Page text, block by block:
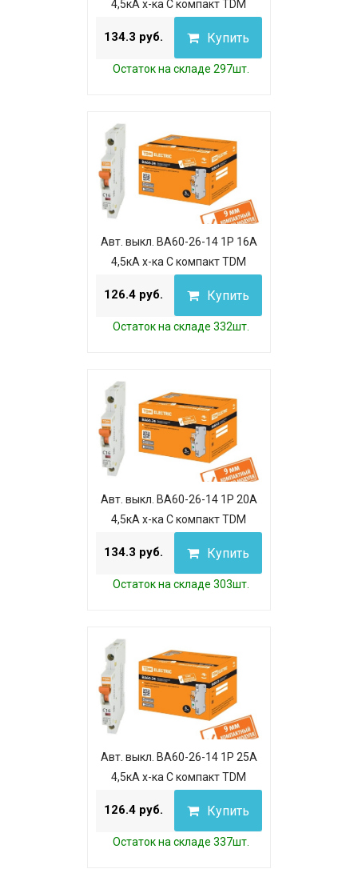
4,5кА х-ка С компакт TDM
134.3 руб. Купить
Остаток на складе 297шт.
Авт. выкл. ВА60-26-14 1P 16А
4,5кА х-ка С компакт TDM
126.4 руб. Купить
Остаток на складе 332шт.
Авт. выкл. ВА60-26-14 1P 20А
4,5кА х-ка С компакт TDM
134.3 руб. Купить
Остаток на складе 303шт.
Авт. выкл. ВА60-26-14 1P 25А
4,5кА х-ка С компакт TDM
126.4 руб. Купить
Остаток на складе 337шт.